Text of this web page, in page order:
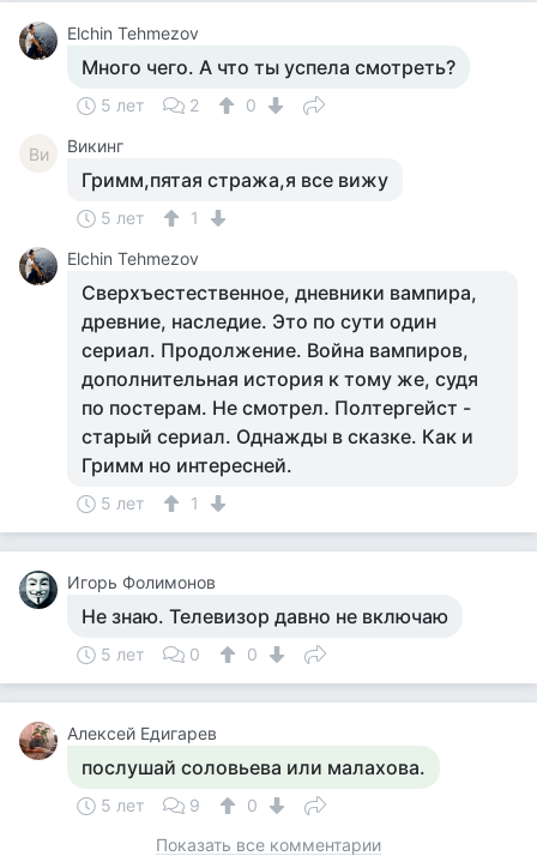
Elchin Tehmezov
Много чего. А что ты успела смотреть?
5 лет 2 0
Ви Викинг
Гримм,пятая стража,я все вижу
5 лет
1
Elchin Tehmezov
Сверхъестественное, дневники вампира,
древние, наследие. Это по сути один
сериал. Продолжение. Война вампиров,
дополнительная история к тому же, судя
по постерам. Не смотрел. Полтергейст -
старый сериал. Однажды в сказке. Как и
Гримм но интересней.
5 лет 1
Игорь Фолимонов
Не знаю. Телевизор давно не включаю
5 лет 0 0
Алексей Едигарев
послушай соловьева или малахова.
5 лет 9
0
Показать все комментарии